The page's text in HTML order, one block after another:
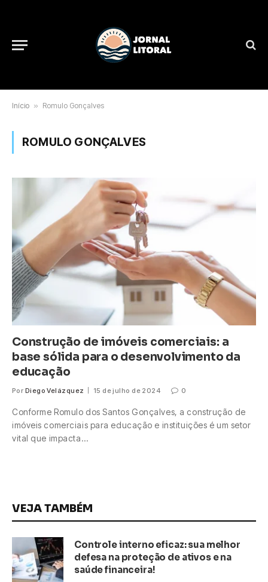
Início » Romulo Gonçalves
ROMULO GONÇALVES
Construção de imóveis comerciais: a
base sólida para o desenvolvimento da
educação
Por Diego Velázquez 15 de julho de 2024 0
Conforme Romulo dos Santos Gonçalves, a construção de
imóveis comerciais para educação e instituições é um setor
vital que impacta…
VEJA TAMBÉM
Controle interno eficaz: sua melhor
defesa na proteção de ativos e na
saúde financeira!